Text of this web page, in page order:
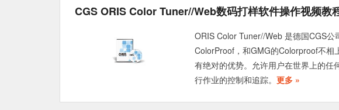
CGS ORIS Color Tuner//Web数码打样软件操作视频教
ORIS Color Tuner//Web 是德国CGS
ColorProof，和GMG的Colorproof不相
有绝对的优势。允许用户在世界上的
行作业的控制和追踪。 更多 »